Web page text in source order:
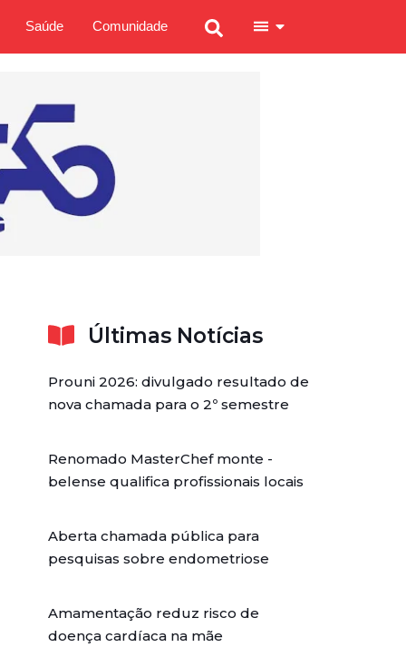
Saúde Comunidade
Últimas Notícias
Prouni 2026: divulgado resultado de
nova chamada para o 2º semestre
Renomado MasterChef monte -
belense qualifica profissionais locais
Aberta chamada pública para
pesquisas sobre endometriose
Amamentação reduz risco de
doença cardíaca na mãe